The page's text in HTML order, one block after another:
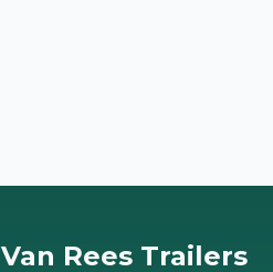
Van Rees Trailers